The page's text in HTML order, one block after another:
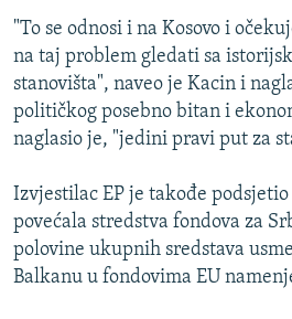
"To se odnosi i na Kosovo i
na taj problem gledati sa
stanovišta", naveo je Kacin i
političkog posebno bitan i
naglasio je, "jedini pravi put za
Izvjestilac EP je takođe
povećala stredstva fondova za
polovine ukupnih sredstava
Balkanu u fondovima EU